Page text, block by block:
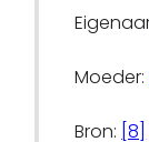
Moeder:
Bron: [8]